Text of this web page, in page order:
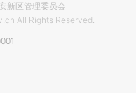
新区管理委员会
All Rights Reserved.